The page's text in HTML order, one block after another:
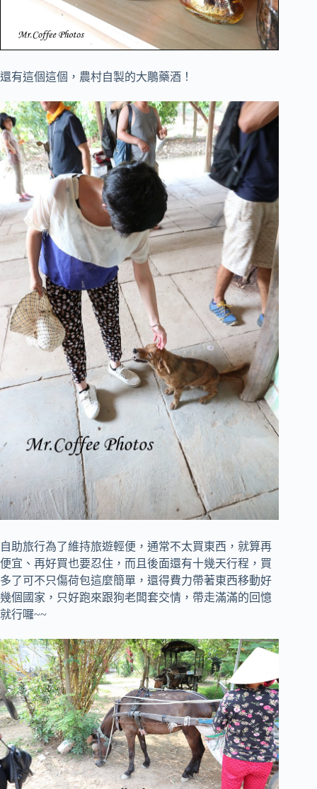
還有這個這個，農村自製的大鵰藥酒！
自助旅行為了維持旅遊輕便，通常不太買東西，就算再
便宜、再好買也要忍住，而且後面還有十幾天行程，買
多了可不只傷荷包這麼簡單，還得費力帶著東西移動好
幾個國家，只好跑來跟狗老闆套交情，帶走滿滿的回憶
就行囉~~